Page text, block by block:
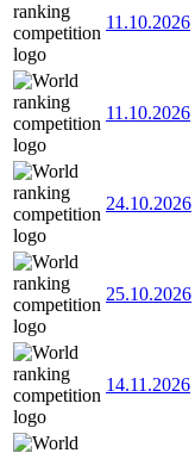
11.10.2026
11.10.2026
24.10.2026
25.10.2026
14.11.2026